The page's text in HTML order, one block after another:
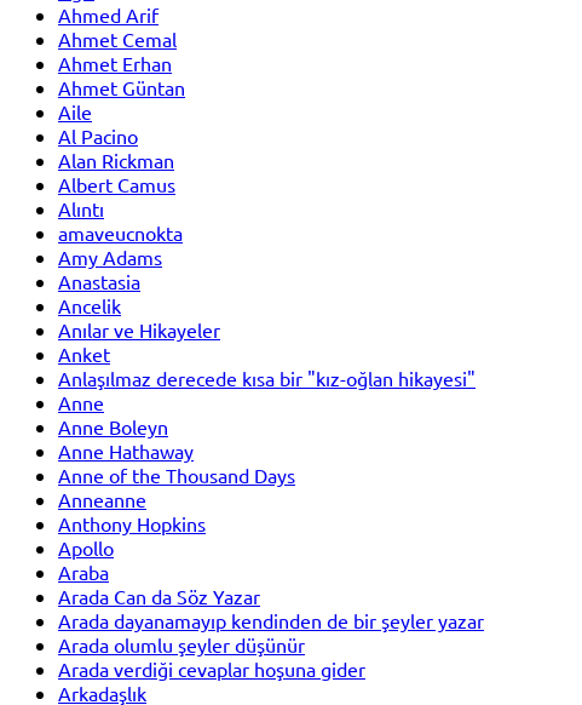
Ahmed Arif
Ahmet Cemal
Ahmet Erhan
Ahmet Güntan
Aile
Al Pacino
Alan Rickman
Albert Camus
Alıntı
amaveucnokta
Amy Adams
Anastasia
Ancelik
Anılar ve Hikayeler
Anket
Anlaşılmaz derecede kısa bir "kız-oğlan hikayesi"
Anne
Anne Boleyn
Anne Hathaway
Anne of the Thousand Days
Anneanne
Anthony Hopkins
Apollo
Araba
Arada Can da Söz Yazar
Arada dayanamayıp kendinden de bir şeyler yazar
Arada olumlu şeyler düşünür
Arada verdiği cevaplar hoşuna gider
Arkadaşlık